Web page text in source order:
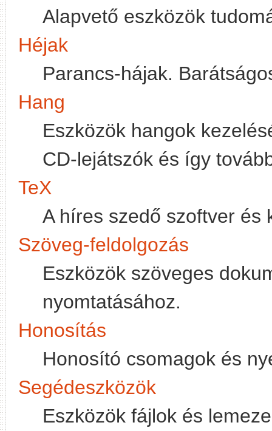
Alapvető eszközök
Héjak
Parancs-hájak.
Hang
Eszközök hangok
CD-lejátszók és így
TeX
A híres szedő szoftver és
Szöveg-feldolgozás
Eszközök szöveges
nyomtatásához.
Honosítás
Honosító csomagok és
Segédeszközök
Eszközök fájlok és